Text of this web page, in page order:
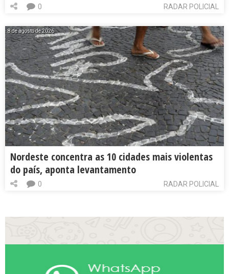
RADAR POLICIAL
0
8 de agosto de 2026
Nordeste concentra as 10 cidades mais violentas
do país, aponta levantamento
RADAR POLICIAL
0